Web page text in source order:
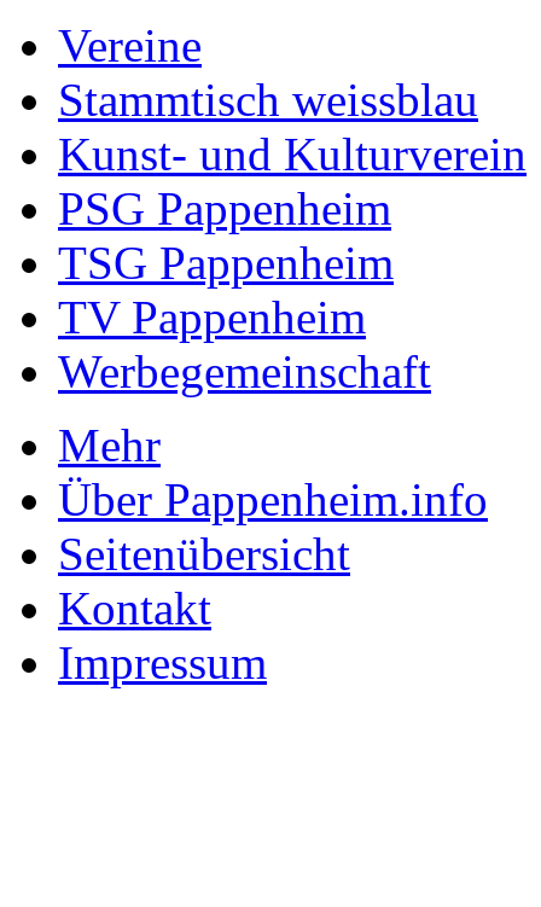
Vereine
Stammtisch weissblau
Kunst- und Kulturverein
PSG Pappenheim
TSG Pappenheim
TV Pappenheim
Werbegemeinschaft
Mehr
Über Pappenheim.info
Seitenübersicht
Kontakt
Impressum